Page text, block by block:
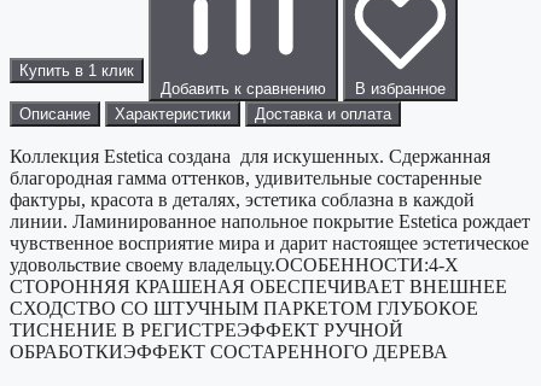
Купить в 1 клик
Добавить к сравнению
В избранное
Описание
Характеристики Доставка и оплата
Коллекция Estetica создана для искушенных. Сдержанная
благородная гамма оттенков, удивительные состаренные
фактуры, красота в деталях, эстетика соблазна в каждой
линии. Ламинированное напольное покрытие Estetica рождает
чувственное восприятие мира и дарит настоящее эстетическое
удовольствие своему владельцу.ОСОБЕННОСТИ:4-Х
СТОРОННЯЯ КРАШЕНАЯ ОБЕСПЕЧИВАЕТ ВНЕШНЕЕ
СХОДСТВО СО ШТУЧНЫМ ПАРКЕТОМ ГЛУБОКОЕ
ТИСНЕНИЕ В РЕГИСТРЕЭФФЕКТ РУЧНОЙ
ОБРАБОТКИЭФФЕКТ СОСТАРЕННОГО ДЕРЕВА